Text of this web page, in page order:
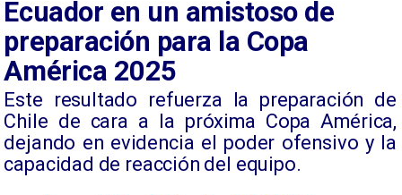
Ecuador en un amistoso de
preparación para la Copa
América 2025
​Este resultado refuerza la preparación de
Chile de cara a la próxima Copa América,
dejando en evidencia el poder ofensivo y la
capacidad de reacción del equipo.